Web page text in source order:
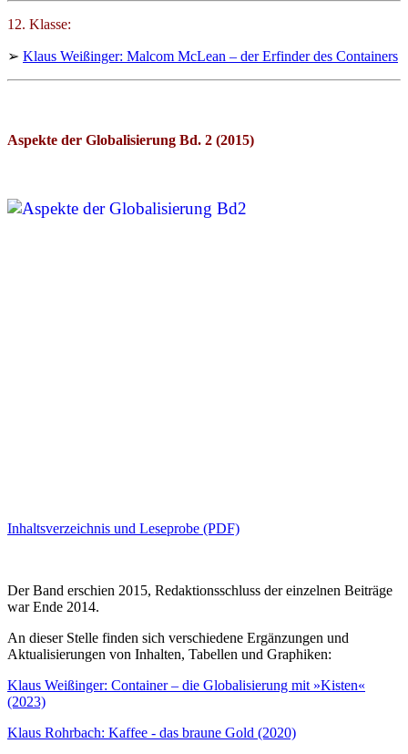
12. Klasse:
➢ Klaus Weißinger: Malcom McLean – der Erfinder des Containers
Aspekte der Globalisierung Bd. 2 (2015)
Inhaltsverzeichnis und Leseprobe (PDF)
Der Band erschien 2015, Redaktionsschluss der einzelnen Beiträge
war Ende 2014.
An dieser Stelle finden sich verschiedene Ergänzungen und
Aktualisierungen von Inhalten, Tabellen und Graphiken:
Klaus Weißinger: Container – die Globalisierung mit »Kisten«
(2023)
Klaus Rohrbach: Kaffee - das braune Gold (2020)